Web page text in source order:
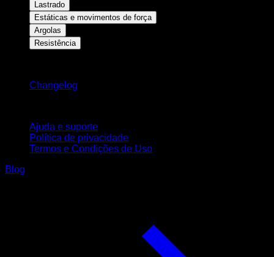
Lastrado
Estáticas e movimentos de força
Argolas
Resistência
Changelog
Ajuda e suporte
Política de privacidade
Termos e Condições de Uso
Blog